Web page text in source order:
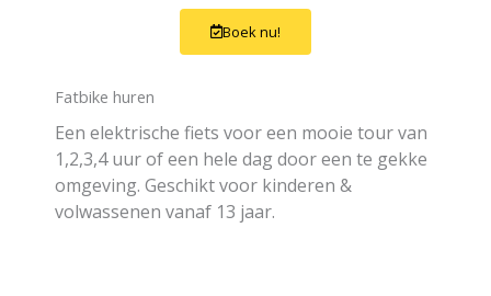
Boek nu!
Fatbike huren
Een elektrische fiets voor een mooie tour van
1,2,3,4 uur of een hele dag door een te gekke
omgeving. Geschikt voor kinderen &
volwassenen vanaf 13 jaar.